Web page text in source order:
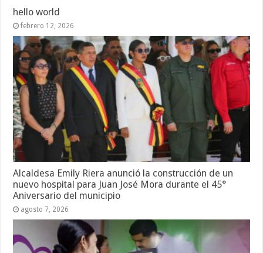
hello world
febrero 12, 2026
Alcaldesa Emily Riera anunció la construcción de un
nuevo hospital para Juan José Mora durante el 45°
Aniversario del municipio
agosto 7, 2026